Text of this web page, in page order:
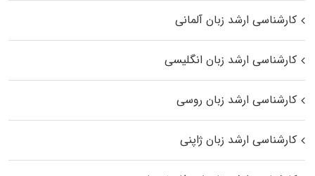
کارشناسی ارشد زبان آلمانی
کارشناسی ارشد زبان انگلیسی
کارشناسی ارشد زبان روسی
کارشناسی ارشد زبان ژاپنی